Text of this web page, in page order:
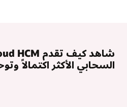
السحابي الأكثر اكتمالاً